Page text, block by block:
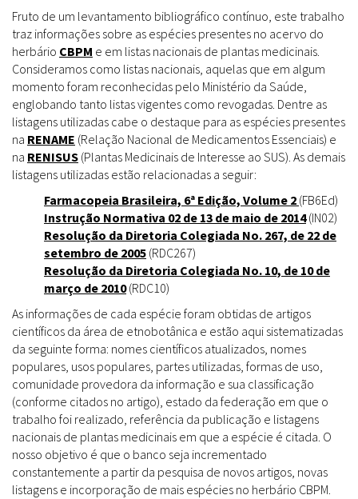
Fruto de um levantamento bibliográfico contínuo, este trabalho
traz informações sobre as espécies presentes no acervo do
herbário CBPM e em listas nacionais de plantas medicinais.
Consideramos como listas nacionais, aquelas que em algum
momento foram reconhecidas pelo Ministério da Saúde,
englobando tanto listas vigentes como revogadas. Dentre as
listagens utilizadas cabe o destaque para as espécies presentes
na RENAME (Relação Nacional de Medicamentos Essenciais) e
na RENISUS (Plantas Medicinais de Interesse ao SUS). As demais
listagens utilizadas estão relacionadas a seguir:
Farmacopeia Brasileira, 6ª Edição, Volume 2 (FB6Ed)
Instrução Normativa 02 de 13 de maio de 2014(IN02)
Resolução da Diretoria Colegiada No. 267, de 22 de
setembro de 2005 (RDC267)
Resolução da Diretoria Colegiada No. 10, de 10 de
março de 2010(RDC10)
As informações de cada espécie foram obtidas de artigos
científicos da área de etnobotânica e estão aqui sistematizadas
da seguinte forma: nomes científicos atualizados, nomes
populares, usos populares, partes utilizadas, formas de uso,
comunidade provedora da informação e sua classificação
(conforme citados no artigo), estado da federação em que o
trabalho foi realizado, referência da publicação e listagens
nacionais de plantas medicinais em que a espécie é citada. O
nosso objetivo é que o banco seja incrementado
constantemente a partir da pesquisa de novos artigos, novas
listagens e incorporação de mais espécies no herbário CBPM.